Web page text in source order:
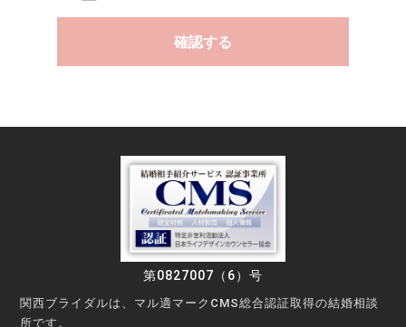
第0827007（6）号
関西ブライダルは、マル適マークCMS総合認証取得の結婚相談
所です。